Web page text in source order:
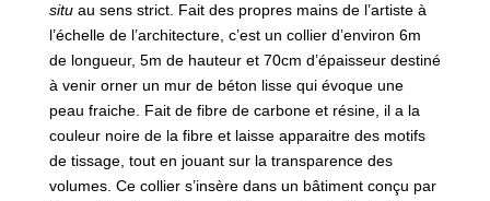
situau sens strict. Fait des propres mains de l’artiste à
l’échelle de l’architecture, c’est un collier d’environ 6m
de longueur, 5m de hauteur et 70cm d’épaisseur destiné
à venir orner un mur de béton lisse qui évoque une
peau fraiche. Fait de fibre de carbone et résine, il a la
couleur noire de la fibre et laisse apparaitre des motifs
de tissage, tout en jouant sur la transparence des
volumes. Ce collier s’insère dans un bâtiment conçu par